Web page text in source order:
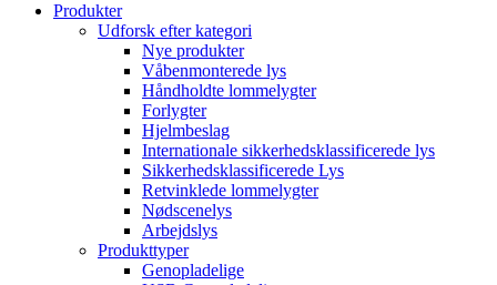
Produkter
Udforsk efter kategori
Nye produkter
Våbenmonterede lys
Håndholdte lommelygter
Forlygter
Hjelmbeslag
Internationale sikkerhedsklassificerede lys
Sikkerhedsklassificerede Lys
Retvinklede lommelygter
Nødscenelys
Arbejdslys
Produkttyper
Genopladelige